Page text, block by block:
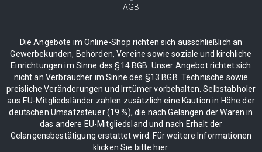
AGB
Die Angebote im Online-Shop richten sich ausschließlich an
Gewerbekunden, Behörden, Vereine sowie soziale und kirchliche
Einrichtungen im Sinne des §14 BGB. Unser Angebot richtet sich
nicht an Verbraucher im Sinne des §13 BGB. Technische sowie
preisliche Veränderungen und Irrtümer vorbehalten. Selbstabholer
aus EU-Mitgliedsländer zahlen zusätzlich eine Kaution in Höhe der
deutschen Umsatzsteuer (19 %), die nach Gelangen der Waren in
das andere EU-Mitgliedsland und nach Erhalt der
Gelangensbestätigung erstattet wird. Für weitere Informationen
klicken Sie bitte hier.